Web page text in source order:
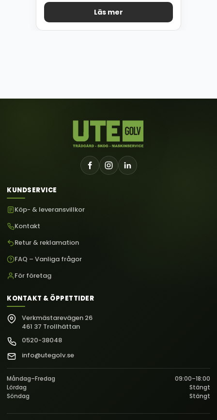
Läs mer
KUNDSERVICE
Köp- & leveransvillkor
Kontakt
Retur & reklamation
FAQ – Vanliga frågor
För företag
KONTAKT & ÖPPETTIDER
Verkmästarevägen 26
461 37 Trollhättan
0520-38048
info@utegolv.se
Måndag–Fredag
09:00–18:00
Lördag
Stängt
Söndag
Stängt